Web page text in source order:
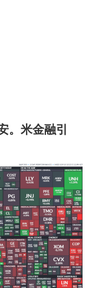
。米金融引